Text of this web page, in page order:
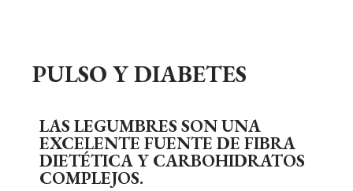
PULSO Y DIABETES
LAS LEGUMBRES SON UNA
EXCELENTE FUENTE DE FIBRA
DIETÉTICA Y CARBOHIDRATOS
COMPLEJOS.